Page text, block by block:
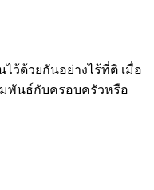
ว้ด้วยกันอย่างไร้ที่ติ เมื่อ
มพันธ์กับครอบครัวหรือ